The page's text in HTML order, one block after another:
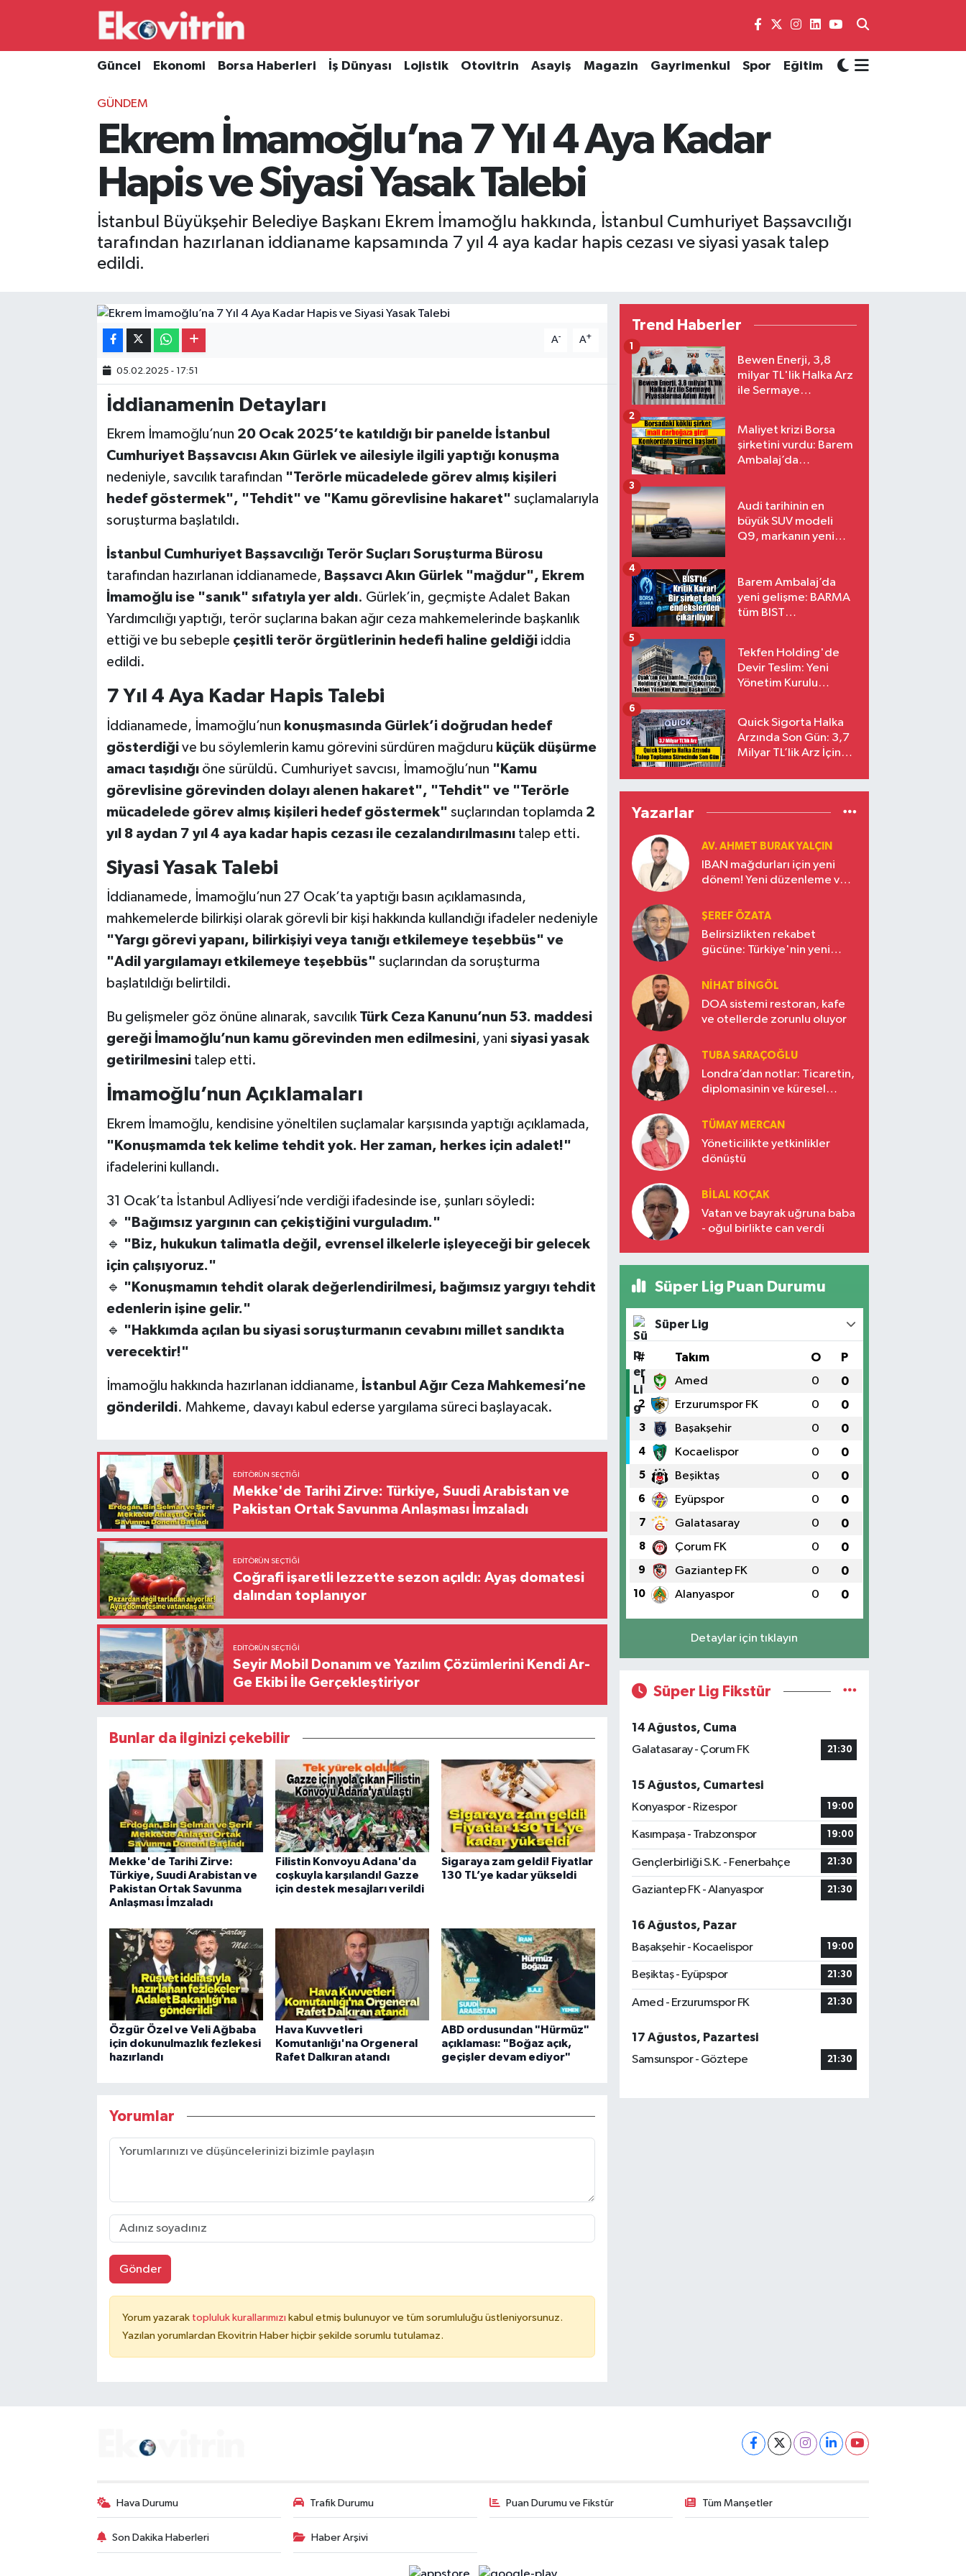
Güncel Ekonomi Borsa Haberleri İş Dünyası Lojistik Otovitrin Asayiş Magazin Gayrimenkul Spor Eğitim
GÜNDEM
Ekrem İmamoğlu’na 7 Yıl 4 Aya Kadar
Hapis ve Siyasi Yasak Talebi
İstanbul Büyükşehir Belediye Başkanı Ekrem İmamoğlu hakkında, İstanbul Cumhuriyet Başsavcılığı
tarafından hazırlanan iddianame kapsamında 7 yıl 4 aya kadar hapis cezası ve siyasi yasak talep
edildi.
A- A+
05.02.2025 - 17:51
İddianamenin Detayları
Ekrem İmamoğlu’nun 20 Ocak 2025’te katıldığı bir panelde İstanbul
Cumhuriyet Başsavcısı Akın Gürlek ve ailesiyle ilgili yaptığı konuşma
nedeniyle, savcılık tarafından "Terörle mücadelede görev almış kişileri
hedef göstermek", "Tehdit" ve "Kamu görevlisine hakaret" suçlamalarıyla
soruşturma başlatıldı.
İstanbul Cumhuriyet Başsavcılığı Terör Suçları Soruşturma Bürosu
tarafından hazırlanan iddianamede, Başsavcı Akın Gürlek "mağdur", Ekrem
İmamoğlu ise "sanık" sıfatıyla yer aldı. Gürlek’in, geçmişte Adalet Bakan
Yardımcılığı yaptığı, terör suçlarına bakan ağır ceza mahkemelerinde başkanlık
ettiği ve bu sebeple çeşitli terör örgütlerinin hedefi haline geldiğiiddia
edildi.
7 Yıl 4 Aya Kadar Hapis Talebi
İddianamede, İmamoğlu’nun konuşmasında Gürlek’i doğrudan hedef
gösterdiğive bu söylemlerin kamu görevini sürdüren mağduru küçük düşürme
amacı taşıdığıöne sürüldü. Cumhuriyet savcısı, İmamoğlu’nun "Kamu
görevlisine görevinden dolayı alenen hakaret", "Tehdit" ve "Terörle
mücadelede görev almış kişileri hedef göstermek" suçlarından toplamda 2
yıl 8 aydan 7 yıl 4 aya kadar hapis cezası ile cezalandırılmasınıtalep etti.
Siyasi Yasak Talebi
İddianamede, İmamoğlu’nun 27 Ocak’ta yaptığı basın açıklamasında,
mahkemelerde bilirkişi olarak görevli bir kişi hakkında kullandığı ifadeler nedeniyle
"Yargı görevi yapanı, bilirkişiyi veya tanığı etkilemeye teşebbüs" ve
"Adil yargılamayı etkilemeye teşebbüs" suçlarından da soruşturma
başlatıldığı belirtildi.
Bu gelişmeler göz önüne alınarak, savcılık Türk Ceza Kanunu’nun 53. maddesi
gereği İmamoğlu’nun kamu görevinden men edilmesini, yani siyasi yasak
getirilmesinitalep etti.
İmamoğlu’nun Açıklamaları
Ekrem İmamoğlu, kendisine yöneltilen suçlamalar karşısında yaptığı açıklamada,
"Konuşmamda tek kelime tehdit yok. Her zaman, herkes için adalet!"
ifadelerini kullandı.
31 Ocak’ta İstanbul Adliyesi’nde verdiği ifadesinde ise, şunları söyledi:
🔹 "Bağımsız yargının can çekiştiğini vurguladım."
🔹 "Biz, hukukun talimatla değil, evrensel ilkelerle işleyeceği bir gelecek
için çalışıyoruz."
🔹 "Konuşmamın tehdit olarak değerlendirilmesi, bağımsız yargıyı tehdit
edenlerin işine gelir."
🔹 "Hakkımda açılan bu siyasi soruşturmanın cevabını millet sandıkta
verecektir!"
İmamoğlu hakkında hazırlanan iddianame, İstanbul Ağır Ceza Mahkemesi’ne
gönderildi. Mahkeme, davayı kabul ederse yargılama süreci başlayacak.
EDITÖRÜN SEÇTIĞI
Mekke'de Tarihi Zirve: Türkiye, Suudi Arabistan ve
Pakistan Ortak Savunma Anlaşması İmzaladı
EDITÖRÜN SEÇTIĞI
Coğrafi işaretli lezzette sezon açıldı: Ayaş domatesi
dalından toplanıyor
EDITÖRÜN SEÇTIĞI
Seyir Mobil Donanım ve Yazılım Çözümlerini Kendi Ar-
Ge Ekibi İle Gerçekleştiriyor
Bunlar da ilginizi çekebilir
Mekke'de Tarihi Zirve:
Türkiye, Suudi Arabistan ve
Pakistan Ortak Savunma
Anlaşması İmzaladı
Filistin Konvoyu Adana'da
coşkuyla karşılandı! Gazze
için destek mesajları verildi
Sigaraya zam geldi! Fiyatlar
130 TL’ye kadar yükseldi
Özgür Özel ve Veli Ağbaba
için dokunulmazlık fezlekesi
hazırlandı
Hava Kuvvetleri
Komutanlığı'na Orgeneral
Rafet Dalkıran atandı
ABD ordusundan "Hürmüz"
açıklaması: "Boğaz açık,
geçişler devam ediyor"
Yorumlar
Gönder
Yorum yazarak topluluk kurallarımızı kabul etmiş bulunuyor ve tüm sorumluluğu üstleniyorsunuz.
Yazılan yorumlardan Ekovitrin Haber hiçbir şekilde sorumlu tutulamaz.
Trend Haberler
Bewen Enerji, 3,8
milyar TL'lik Halka Arz
ile Sermaye
1
Maliyet krizi Borsa
şirketini vurdu: Barem
Ambalaj’da
2
Audi tarihinin en
büyük SUV modeli
Q9, markanın yeni
3
Barem Ambalaj’da
yeni gelişme: BARMA
tüm BIST
4
Tekfen Holding'de
Devir Teslim: Yeni
Yönetim Kurulu
5
Quick Sigorta Halka
Arzında Son Gün: 3,7
Milyar TL’lik Arz İçin
Eriyor
6
Yazarlar
AV. AHMET BURAK YALÇIN
IBAN mağdurları için yeni
dönem! Yeni düzenleme ve
ŞEREF ÖZATA
Belirsizlikten rekabet
gücüne: Türkiye'nin yeni
NIHAT BINGÖL
DOA sistemi restoran, kafe
ve otellerde zorunlu oluyor
TUBA SARAÇOĞLU
Londra’dan notlar: Ticaretin,
diplomasinin ve küresel
Türkiye’nin yükselen gücü
TÜMAY MERCAN
Yöneticilikte yetkinlikler
dönüştü
BILAL KOÇAK
Vatan ve bayrak uğruna baba
- oğul birlikte can verdi
Süper Lig Puan Durumu
Süper Lig
# Takım O P
1 Amed 0 0
2 Erzurumspor FK 0 0
3 Başakşehir 0 0
4 Kocaelispor 0 0
5 Beşiktaş 0 0
6 Eyüpspor 0 0
7 Galatasaray 0 0
8 Çorum FK 0 0
9 Gaziantep FK 0 0
10 Alanyaspor 0 0
Detaylar için tıklayın
Süper Lig Fikstür
14 Ağustos, Cuma
Galatasaray - Çorum FK
21:30
15 Ağustos, Cumartesi
Konyaspor - Rizespor
19:00
Kasımpaşa - Trabzonspor 19:00
Gençlerbirliği S.K. - Fenerbahçe 21:30
Gaziantep FK - Alanyaspor 21:30
16 Ağustos, Pazar
Başakşehir - Kocaelispor
19:00
Beşiktaş - Eyüpspor 21:30
Amed - Erzurumspor FK 21:30
17 Ağustos, Pazartesi
Samsunspor - Göztepe
21:30
Hava Durumu Trafik Durumu Puan Durumu ve Fikstür Tüm Manşetler
Son Dakika Haberleri Haber Arşivi
Güncel
Borsa Haberleri
Gayrimenkul
Hava Durumu
Süper Lig Puan Durumu ve Fikstür
Tüm Manşetler
Son Dakika Haberleri
Haber Arşivi